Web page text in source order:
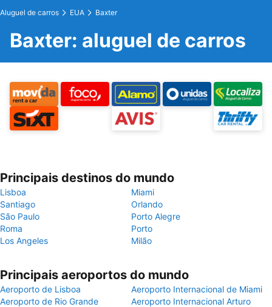
Aluguel de carros EUA Baxter
Baxter: aluguel de carros
Principais destinos do mundo
Lisboa
Miami
Santiago
Orlando
São Paulo
Porto Alegre
Roma
Porto
Los Angeles
Milão
Principais aeroportos do mundo
Aeroporto de Lisboa
Aeroporto Internacional de Miami
Aeroporto de Rio Grande
Aeroporto Internacional Arturo